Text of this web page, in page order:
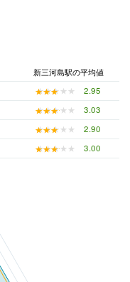
新三河島駅の平均値
★★★★★
★★★★★
2.95
★★★★★
★★★★★
3.03
★★★★★
★★★★★
2.90
★★★★★
★★★★★ 3.00